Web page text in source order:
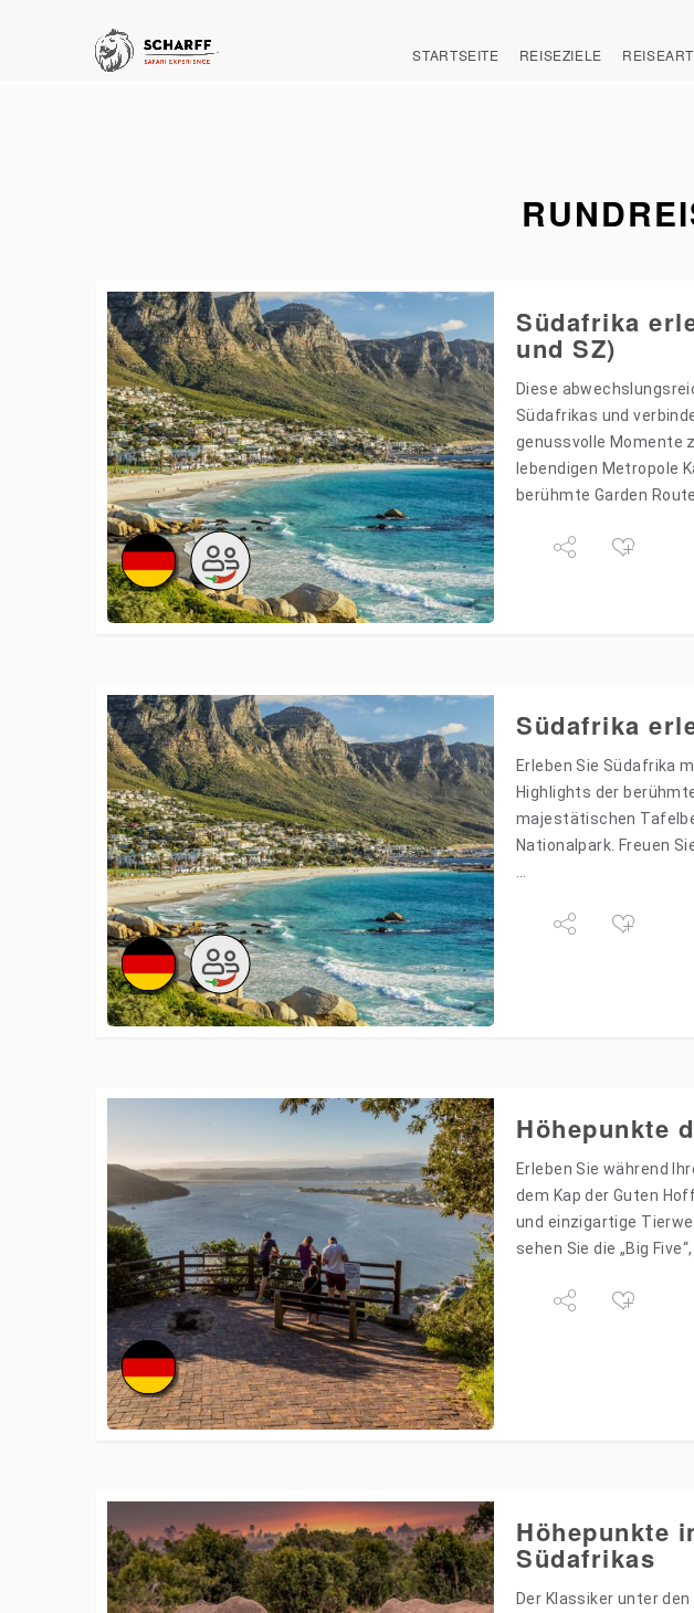
STARTSEITE REISEZIELE
Südafrika
und SZ)
Diese
Südafrikas und
genussvolle Momente
lebendigen Metropole
berühmte Garden
Südafrika
Erleben Sie Südafrika
Highlights der
majestätischen
Nationalpark. Freuen
Höhepunkte
Erleben Sie während
dem Kap der Guten
und einzigartige
sehen Sie die „Big
Höhepunkte
Südafrikas
Der Klassiker unter